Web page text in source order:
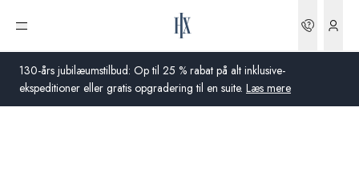
130-års jubilæumstilbud: Op til 25 % rabat på alt inklusive-
ekspeditioner eller gratis opgradering til en suite. Læs mere
Åbn menu
Dyreliv